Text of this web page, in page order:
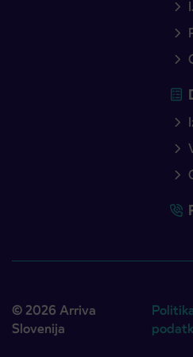
© 2026 Arriva
Slovenija